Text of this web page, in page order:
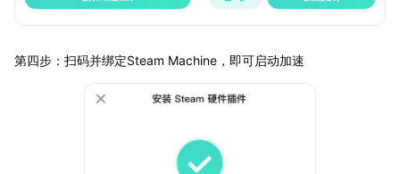
第四步：扫码并绑定Steam Machine，即可启动加速